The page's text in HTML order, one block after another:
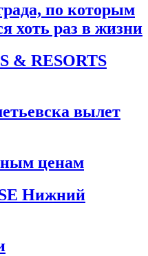
по которым
хоть раз в жизни
& RESORTS
вылет
ценам
Нижний